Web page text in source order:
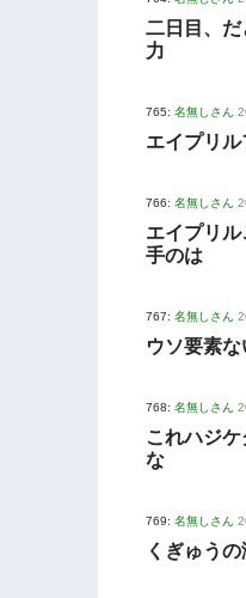
二日目、
力
765: 名無しさん
エイプリル
766: 名無しさん
エイプリ
手のは
767: 名無しさん
ウソ要素
768: 名無しさん
これハジ
な
769: 名無しさん
くぎゅう